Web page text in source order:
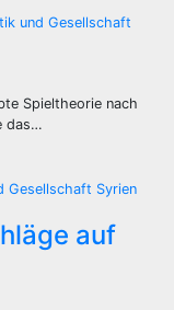
und Gesellschaft
Spieltheorie nach
das…
Gesellschaft Syrien
auf